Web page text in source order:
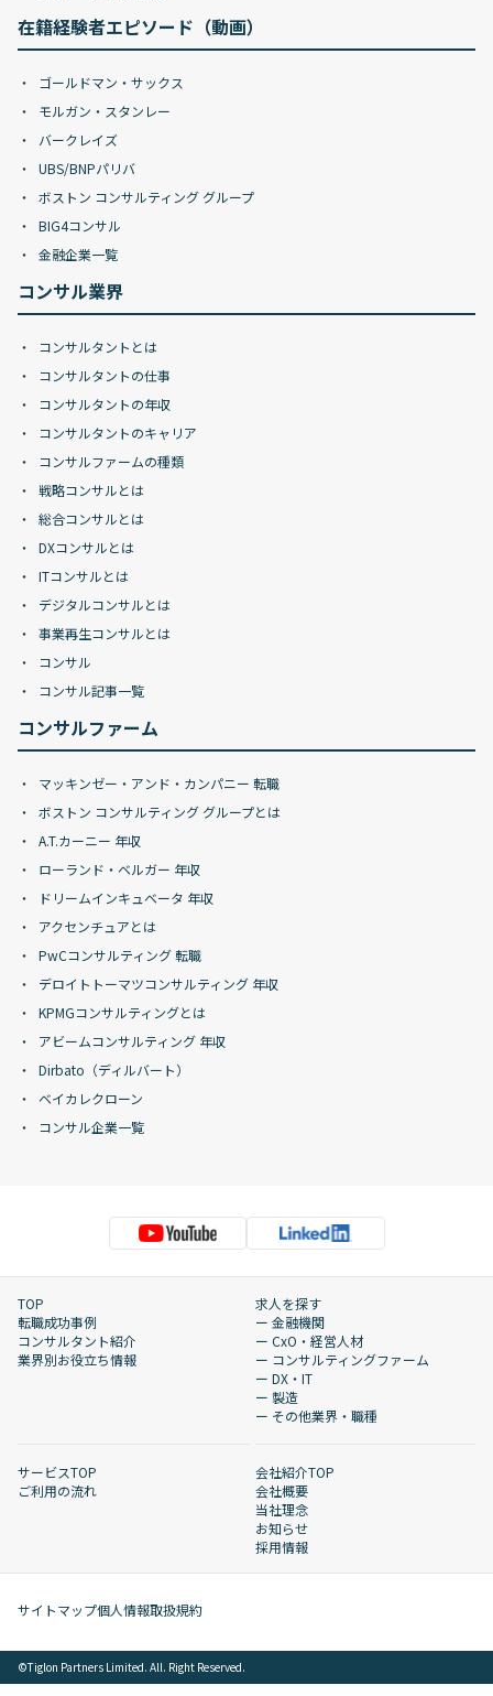
在籍経験者エピソード（動画）
ゴールドマン・サックス
モルガン・スタンレー
バークレイズ
UBS/BNPパリバ
ボストン コンサルティング グループ
BIG4コンサル
金融企業一覧
コンサル業界
コンサルタントとは
コンサルタントの仕事
コンサルタントの年収
コンサルタントのキャリア
コンサルファームの種類
戦略コンサルとは
総合コンサルとは
DXコンサルとは
ITコンサルとは
デジタルコンサルとは
事業再生コンサルとは
コンサル
コンサル記事一覧
コンサルファーム
マッキンゼー・アンド・カンパニー 転職
ボストン コンサルティング グループとは
A.T.カーニー 年収
ローランド・ベルガー 年収
ドリームインキュベータ 年収
アクセンチュアとは
PwCコンサルティング 転職
デロイトトーマツコンサルティング 年収
KPMGコンサルティングとは
アビームコンサルティング 年収
Dirbato（ディルバート）
ベイカレクローン
コンサル企業一覧
TOP
転職成功事例
コンサルタント紹介
業界別お役立ち情報
求人を探す
ー 金融機関
ー CxO・経営人材
ー コンサルティングファーム
ー DX・IT
ー 製造
ー その他業界・職種
サービスTOP
ご利用の流れ
会社紹介TOP
会社概要
当社理念
お知らせ
採用情報
サイトマップ個人情報取扱規約
©︎Tiglon Partners Limited. All. Right Reserved.